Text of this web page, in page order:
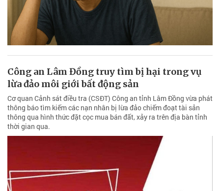
Công an Lâm Đồng truy tìm bị hại trong vụ
lừa đảo môi giới bất động sản
Cơ quan Cảnh sát điều tra (CSĐT) Công an tỉnh Lâm Đồng vừa phát
thông báo tìm kiếm các nạn nhân bị lừa đảo chiếm đoạt tài sản
thông qua hình thức đặt cọc mua bán đất, xảy ra trên địa bàn tỉnh
thời gian qua.